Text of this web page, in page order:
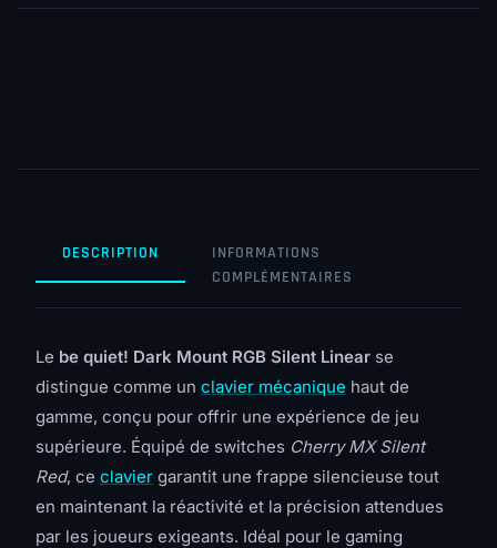
DESCRIPTION
INFORMATIONS
COMPLÉMENTAIRES
Le be quiet! Dark Mount RGB Silent Linear se
distingue comme un clavier mécanique haut de
gamme, conçu pour offrir une expérience de jeu
supérieure. Équipé de switches Cherry MX Silent
Red, ce clavier garantit une frappe silencieuse tout
en maintenant la réactivité et la précision attendues
par les joueurs exigeants. Idéal pour le gaming